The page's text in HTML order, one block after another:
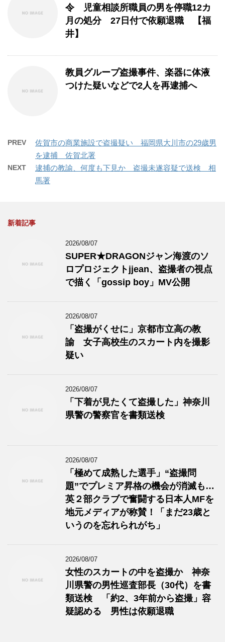
令 児童相談所職員の男を停職12カ
月の処分 27日付で依願退職 【福
井】
教員グループ盗撮事件、楽器に体液
つけた疑いなどで2人を再逮捕へ
PREV
佐賀市の商業施設で盗撮疑い 福岡県大川市の29歳男
を逮捕 佐賀北署
NEXT
逮捕の教諭、何度も下見か 盗撮未遂容疑で送検 相
馬署
新着記事
2026/08/07
SUPER★DRAGONジャン海渡のソ
ロプロジェクトjjean、盗撮者の視点
で描く「gossip boy」MV公開
2026/08/07
「盗撮がくせに」京都市立高の教
諭 女子高校生のスカート内を撮影
疑い
2026/08/07
「下着が見たくて盗撮した」神奈川
県警の警察官を書類送検
2026/08/07
「極めて成熟した選手」“盗撮問
題”でプレミア昇格の機会が消滅も…
英２部クラブで奮闘する日本人MFを
地元メディアが称賛！「まだ23歳と
いうのを忘れられがち」
2026/08/07
女性のスカートの中を盗撮か 神奈
川県警の男性巡査部長（30代）を書
類送検 「約2、3年前から盗撮」容
疑認める 男性は依願退職